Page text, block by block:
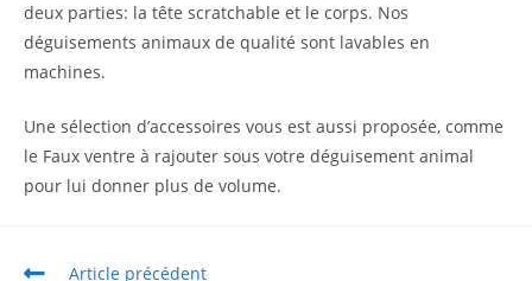
deux parties: la tête scratchable et le corps. Nos
déguisements animaux de qualité sont lavables en
machines.
Une sélection d’accessoires vous est aussi proposée, comme
le Faux ventre à rajouter sous votre déguisement animal
pour lui donner plus de volume.
Article précédent